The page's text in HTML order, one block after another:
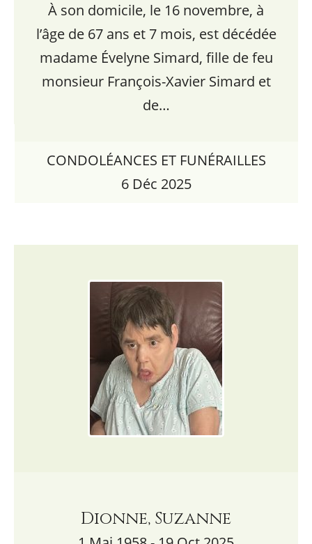
À son domicile, le 16 novembre, à
l’âge de 67 ans et 7 mois, est décédée
madame Évelyne Simard, fille de feu
monsieur François-Xavier Simard et
de…
CONDOLÉANCES ET FUNÉRAILLES
6 Déc 2025
Dionne, Suzanne